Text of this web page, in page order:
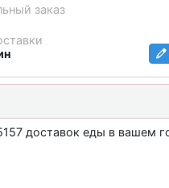
заказ
доставок еды в вашем